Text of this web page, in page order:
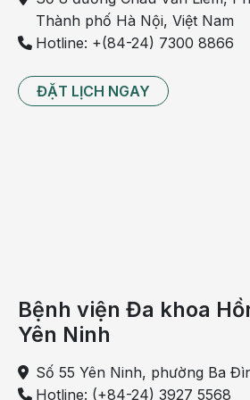
Thành phố Hà Nội, Việt Nam
Hotline: +(84-24) 7300 8866
ĐẶT LỊCH NGAY
Bệnh viện Đa khoa
Yên Ninh
Số 55 Yên Ninh, phường Ba
Hotline: (+84-24) 3927 5568